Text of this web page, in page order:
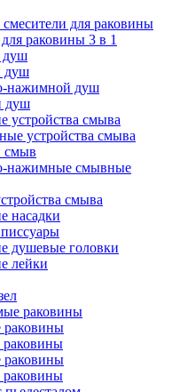
для раковины
раковины 3 в 1
душ
душ
нажимной душ
душ
устройства смыва
устройства смыва
смыв
нажимные смывные
смыва
насадки
душевые головки
лейки
раковины